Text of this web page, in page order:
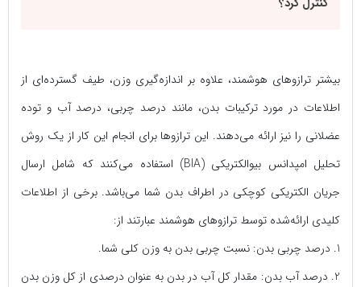
کنترل کرد؟
بیشتر ترازوهای هوشمند، علاوه بر اندازه‌گیری وزن، طیف گسترده‌ای از
اطلاعات در مورد ترکیبات بدن، مانند درصد چربی، درصد آب و توده
عضلانی را نیز ارائه می‌دهند. این ترازو‌ها برای انجام این‌ کار از یک روش
تحلیل امپدانس بیوالکتریکی (BIA) استفاده می‌کنند که شامل ارسال
جریان الکتریکی کوچکی در اطراف بدن شما می‌باشد. برخی از اطلاعات
کلیدی ارائه‌شده توسط ترازوهای هوشمند عبارتند از:
1. درصد چربی بدن: نسبت چربی بدن به وزن کلی شما.
2. درصد آب بدن: مقدار کل آب در بدن به عنوان درصدی از کل وزن بدن